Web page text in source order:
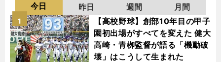
今日 昨日 週間
月間
【高校野球】創部10年目の甲子
園初出場がすべてを変えた 健大
高崎・青栁監督が語る「機動破
壊」はこうして生まれた
1